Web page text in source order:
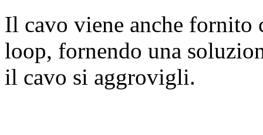
Il cavo viene anche fornito
loop, fornendo una
il cavo si aggrovigli.